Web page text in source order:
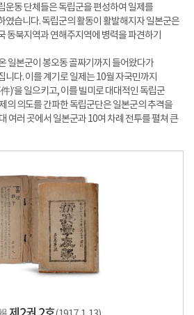
운동 단체들은 독립군을 편성하여 일제를
였습니다. 독립군의 활동이 활발해지자 일본군은
동북지역과 연해주지역에 병력을 파견하기
일본군이 봉오동 골짜기까지 들어왔다가
다. 이를 계기로 일제는 10월 자국민까지
)’을 일으키고, 이를 빌미로 대대적인 독립군
의 의도를 간파한 독립군단은 일본군의 추격을
여러 곳에서 일본군과 10여 차례 전투를 펼쳐 큰